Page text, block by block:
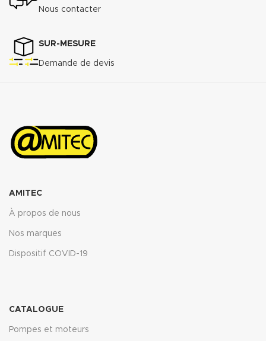
ASTM F-
Perméabilité au gaz DIN 3535/6 :
<0.5cm3/min.
Augmentation ASTMF-146 après
Propriétés transmise pour
l’épaisseur 2mm.
Télécharger la fiche technique
Nous contacter
SUR-MESURE
Demande de devis
AMITEC
À propos de nous
Nos marques
Dispositif COVID-19
CATALOGUE
Pompes et moteurs